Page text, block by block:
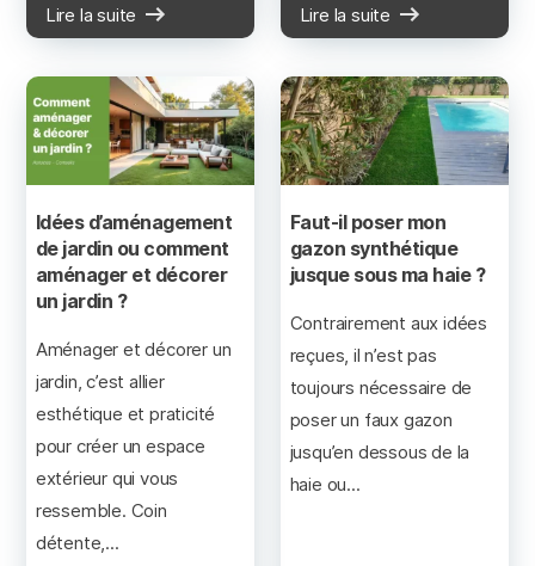
Lire la suite Lire la suite
Idées d’aménagement
de jardin ou comment
aménager et décorer
un jardin ?
Aménager et décorer un
jardin, c’est allier
esthétique et praticité
pour créer un espace
extérieur qui vous
ressemble. Coin
détente,...
Faut-il poser mon
gazon synthétique
jusque sous ma haie ?
Contrairement aux idées
reçues, il n’est pas
toujours nécessaire de
poser un faux gazon
jusqu’en dessous de la
haie ou...